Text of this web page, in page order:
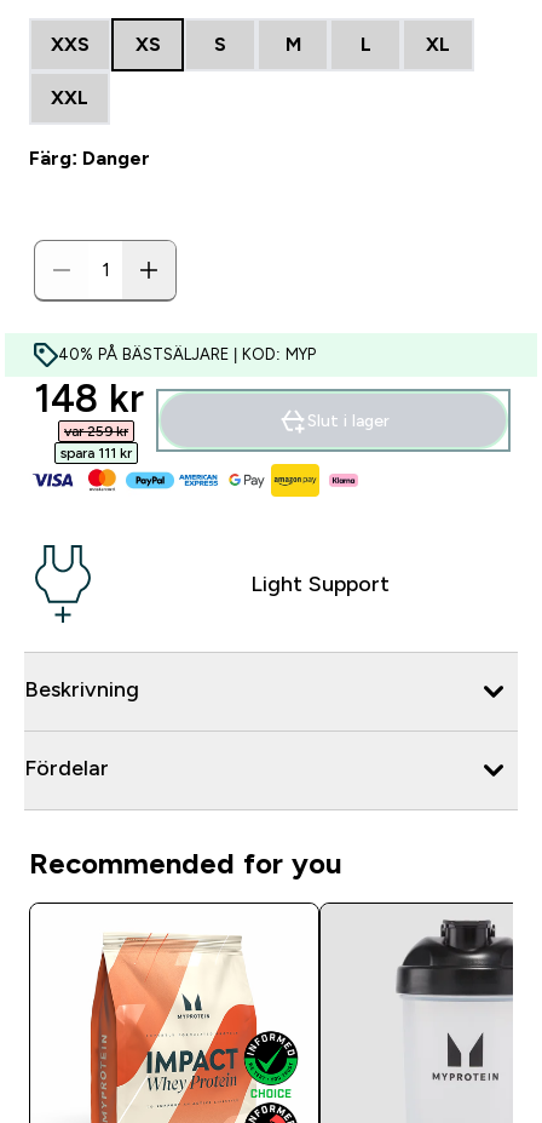
XXS XS S M L XL
XXL
Färg: Danger
40% PÅ BÄSTSÄLJARE | KOD: MYP
discounted price
148 kr‎
var 259 kr‎
spara 111 kr‎
Slut i lager
Light Support
Beskrivning
Fördelar
Recommended for you